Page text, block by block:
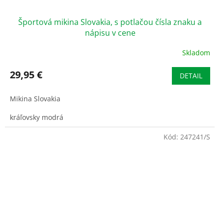
Športová mikina Slovakia, s potlačou čísla znaku a
nápisu v cene
produktu
z
hviezdičiek.
Skladom
29,95 € DETAIL
Mikina Slovakia
kráľovsky modrá
Kód: 247241/S